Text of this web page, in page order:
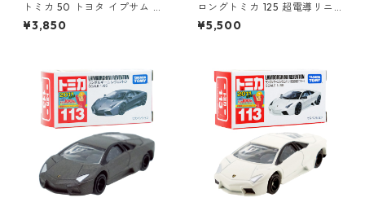
トミカ 50 トヨタ イプサム #1
0306672
¥3,850
ロングトミカ 125 超電導リニ
ア L0系 #10824619
¥5,500